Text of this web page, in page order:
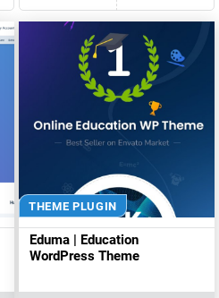
THEME PLUGIN
Eduma | Education
WordPress Theme